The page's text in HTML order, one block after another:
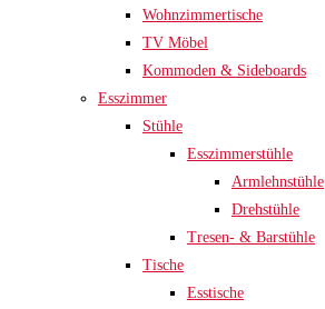
Wohnzimmertische
TV Möbel
Kommoden & Sideboards
Esszimmer
Stühle
Esszimmerstühle
Armlehnstühle
Drehstühle
Tresen- & Barstühle
Tische
Esstische